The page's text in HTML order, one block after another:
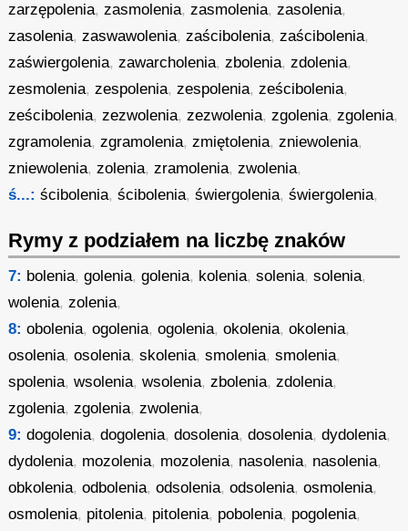
zarzępolenia,zasmolenia,zasmolenia,zasolenia,
zasolenia,zaswawolenia,zaścibolenia,zaścibolenia,
zaświergolenia,zawarcholenia,zbolenia,zdolenia,
zesmolenia,zespolenia,zespolenia,ześcibolenia,
ześcibolenia,zezwolenia,zezwolenia,zgolenia,zgolenia,
zgramolenia,zgramolenia,zmiętolenia,zniewolenia,
zniewolenia,zolenia,zramolenia,zwolenia,
ś...: ścibolenia,ścibolenia,świergolenia,świergolenia,
Rymy z podziałem na liczbę znaków
7: bolenia,golenia,golenia, kolenia,solenia,solenia,
wolenia,zolenia,
8: obolenia,ogolenia,ogolenia,okolenia,okolenia,
osolenia,osolenia,skolenia,smolenia,smolenia,
spolenia,wsolenia,wsolenia,zbolenia,zdolenia,
zgolenia,zgolenia,zwolenia,
9: dogolenia,dogolenia,dosolenia,dosolenia,dydolenia,
dydolenia, mozolenia, mozolenia, nasolenia, nasolenia,
obkolenia,odbolenia,odsolenia,odsolenia,osmolenia,
osmolenia, pitolenia, pitolenia, pobolenia, pogolenia,